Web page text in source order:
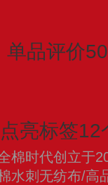
单品评价
亮标签12
棉时代创立于
水刺无纺布/高